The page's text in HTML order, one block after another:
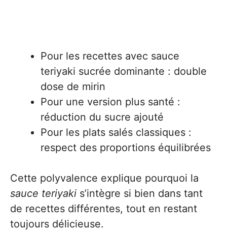
Pour les recettes avec sauce
teriyaki sucrée dominante : double
dose de mirin
Pour une version plus santé :
réduction du sucre ajouté
Pour les plats salés classiques :
respect des proportions équilibrées
Cette polyvalence explique pourquoi la
sauce teriyaki s’intègre si bien dans tant
de recettes différentes, tout en restant
toujours délicieuse.